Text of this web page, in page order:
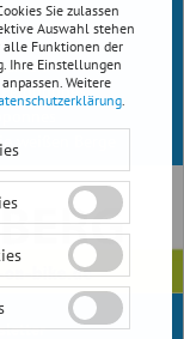
weißen Berge
Sie zulassen
Auswahl stehen
Funktionen der
Ihre Einstellungen
Weitere
.